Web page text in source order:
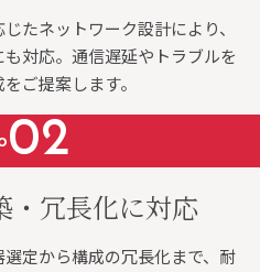
たネットワーク設計により、
対応。通信遅延やトラブルを
ご提案します。
02
・冗長化に対応
定から構成の冗長化まで、耐